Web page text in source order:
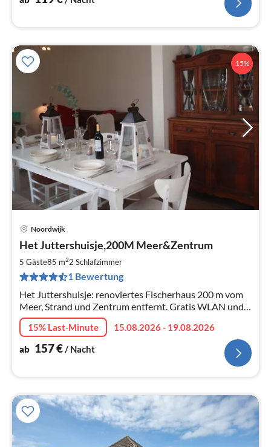
15%
Noordwijk
Het Juttershuisje,200M Meer&Zentrum
5 Gäste85 m22 Schlafzimmer
1 Bewertung
Het Juttershuisje: renoviertes Fischerhaus 200 m vom
Meer, Strand und Zentrum entfernt. Gratis WLAN und
P.
15% Last-Minute
15.08.2026 - 19.08.2026
ab 157€/ Nacht